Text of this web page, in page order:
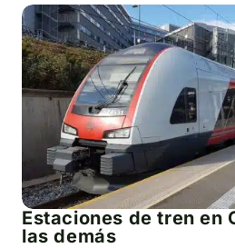
Estaciones de tren en
las demás